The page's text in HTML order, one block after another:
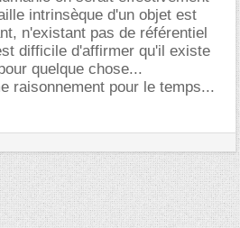
intrinsèque d'un objet est
n'existant pas de référentiel
difficile d'affirmer qu'il existe
quelque chose...
raisonnement pour le temps...